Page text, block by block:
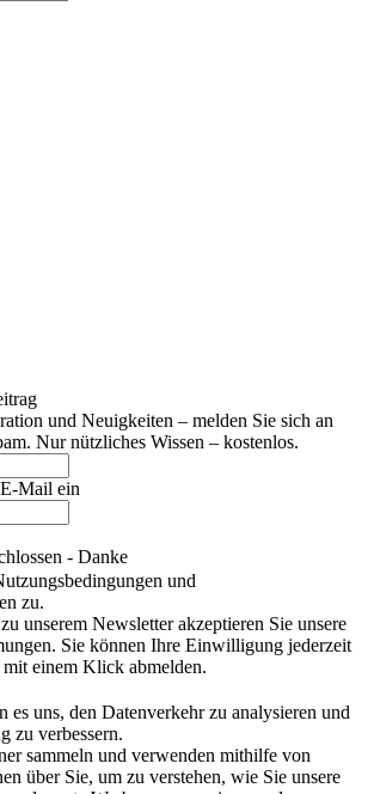
und Neuigkeiten – melden Sie sich an
Nur nützliches Wissen – kostenlos.
Mail ein
- Danke
und
zu.
unserem Newsletter akzeptieren Sie unsere
Sie können Ihre Einwilligung jederzeit
einem Klick abmelden.
es uns, den Datenverkehr zu analysieren und
zu verbessern.
sammeln und verwenden mithilfe von
über Sie, um zu verstehen, wie Sie unsere